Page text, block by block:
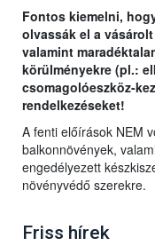
Fontos kiemelni,
olvassák el a
valamint
körülményekre (pl.:
csomagolóeszköz-
rendelkezéseket!
A fenti előírások NEM
balkonnövények,
engedélyezett
növényvédő szerekre.
Friss hírek